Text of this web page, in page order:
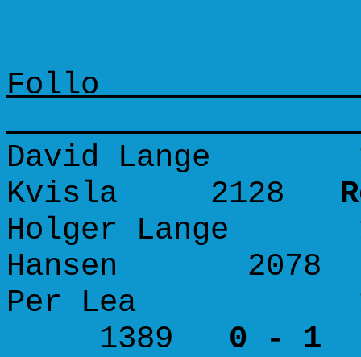
Follo
David Lange
Kvisla 2128
Holger Lange
Hansen
Per Lea 1575
1389 0 - 1